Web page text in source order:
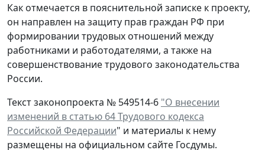
Как отмечается в пояснительной записке к проекту,
он направлен на защиту прав граждан РФ при
формировании трудовых отношений между
работниками и работодателями, а также на
совершенствование трудового законодательства
России.
Текст законопроекта № 549514-6 "О внесении
изменений в статью 64 Трудового кодекса
Российской Федерации" и материалы к нему
размещены на официальном сайте Госдумы.